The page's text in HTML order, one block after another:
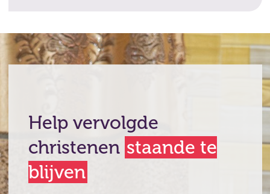
Help vervolgde
christenen staande te
blijven